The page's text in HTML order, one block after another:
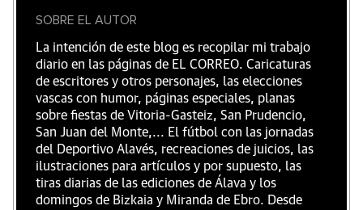
SOBRE EL AUTOR
La intención de este blog es recopilar mi trabajo
diario en las páginas de EL CORREO. Caricaturas
de escritores y otros personajes, las elecciones
vascas con humor, páginas especiales, planas
sobre fiestas de Vitoria-Gasteiz, San Prudencio,
San Juan del Monte,... El fútbol con las jornadas
del Deportivo Alavés, recreaciones de juicios, las
ilustraciones para artículos y por supuesto, las
tiras diarias de las ediciones de Álava y los
domingos de Bizkaia y Miranda de Ebro. Desde